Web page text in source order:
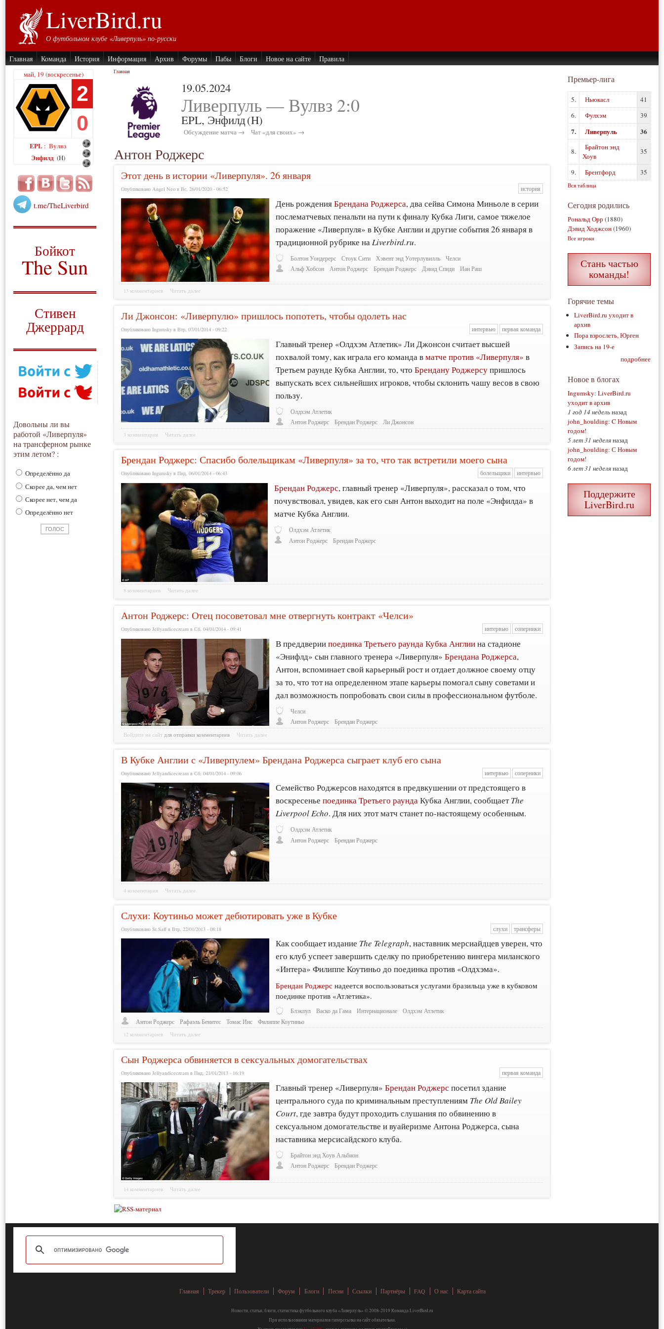
LiverBird.ru
О футбольном клубе «Ливерпуль» по-русски
Главная Команда История Информация Архив Форумы Пабы Блоги Новое на сайте Правила
май, 19 (воскресенье)
2
0
EPL : Вулвз
Энфилд (H)
t.me/TheLiverbird
Бойкот
The Sun
Стивен
Джеррард
Довольны ли вы
работой «Ливерпуля»
на трансферном рынке
этим летом? :
Определённо да
Скорее да, чем нет
Скорее нет, чем да
Определённо нет
Главная
19.05.2024
Ливерпуль — Вулвз 2:0
EPL, Энфилд(H)
Обсуждение матча → Чат «для своих» →
Антон Роджерс
Этот день в истории «Ливерпуля». 26 января
Опубликовано Angel Neo в Вс, 26/01/2020 - 06:52 история
День рожденияБрендана Роджерса, два сейва Симона Миньоле в серии
послематчевых пенальти на пути к финалу Кубка Лиги, самое тяжелое
поражение «Ливерпуля» в Кубке Англии и другие события 26 января в
традиционной рубрике на Liverbird.ru.
Болтон Уондерерс Стоук Сити Хэвент энд Уотерлувилль
Челси
Альф Хобсон
Антон Роджерс Брендан Роджерс Дэвид Спиди Иан Раш
13 комментариев Читать далее
Ли Джонсон: «Ливерпулю» пришлось попотеть, чтобы одолеть нас
Опубликовано Ingumsky в Втр, 07/01/2014 - 09:22 интервью первая команда
Главный тренер «Олдхэм Атлетик» Ли Джонсон считает высшей
похвалой тому, как играла его команда вматче против «Ливерпуля» в
Третьем раунде Кубка Англии, то, чтоБрендану Роджерсупришлось
выпускать всех сильнейших игроков, чтобы склонить чашу весов в свою
пользу.
Олдхэм Атлетик
Антон Роджерс
Брендан Роджерс Ли Джонсон
3 комментария Читать далее
Брендан Роджерс: Спасибо болельщикам «Ливерпуля» за то, что так встретили моего сына
Опубликовано Ingumsky в Пнд, 06/01/2014 - 06:43 болельщики интервью
Брендан Роджерс, главный тренер «Ливерпуля», рассказал о том, что
почувствовал, увидев, как его сын Антон выходит на поле «Энфилда» в
матче Кубка Англии.
Олдхэм Атлетик
Антон Роджерс
Брендан Роджерс
8 комментариев Читать далее
Антон Роджерс: Отец посоветовал мне отвергнуть контракт «Челси»
Опубликовано Jellyandicecream в Сб, 04/01/2014 - 09:41 интервью соперники
В преддвериипоединка Третьего раунда Кубка Англиина стадионе
«Энифлд» сын главного тренера «Ливерпуля»Брендана Роджерса,
Антон, вспоминает свой карьерный рост и отдает должное своему отцу
за то, что тот на определенном этапе карьеры помогал сыну советами и
дал возможность попробовать свои силы в профессиональном футболе.
Челси
Антон Роджерс
Брендан Роджерс
Войдите на сайт для отправки комментариев Читать далее
В Кубке Англии с «Ливерпулем» Брендана Роджерса сыграет клуб его сына
Опубликовано Jellyandicecream в Сб, 04/01/2014 - 09:06 интервью соперники
Семейство Роджерсов находятся в предвкушении от предстоящего в
воскресеньепоединка Третьего раундаКубка Англии, сообщаетThe
Liverpool Echo. Для них этот матч станет по-настоящему особенным.
Олдхэм Атлетик
Антон Роджерс
Брендан Роджерс
4 комментария Читать далее
Слухи: Коутиньо может дебютировать уже в Кубке
Опубликовано St.Saff в Втр, 22/01/2013 - 08:18 слухи трансферы
Как сообщает издание The Telegraph, наставник мерсиайдцев уверен, что
его клуб успеет завершить сделку по приобретению вингера миланского
«Интера» Филиппе Коутиньо до поединка против «Олдхэма».
Брендан Роджерснадеется воспользоваться услугами бразильца уже в кубковом
поединке против «Атлетика».
Блэкпул Васко да Гама Интернационале
Олдхэм Атлетик
Антон Роджерс
Рафаэль Бенитес Томас Инс Филиппе Коутиньо
12 комментариев Читать далее
Сын Роджерса обвиняется в сексуальных домогательствах
Опубликовано Jellyandicecream в Пнд, 21/01/2013 - 16:19 первая команда
Главный тренер «Ливерпуля»Брендан Роджерс посетил здание
центрального суда по криминальным преступлениям The Old Bailey
Court, где завтра будут проходить слушания по обвинению в
сексуальном домогательстве и вуайеризме Антона Роджерса, сына
наставника мерсисайдского клуба.
Брайтон энд Хоув Альбион
Антон Роджерс
Брендан Роджерс
14 комментариев Читать далее
Премьер-лига
5. Ньюкасл
41
6.
Фулхэм 39
7. Ливерпуль 36
8.
Брайтон энд
Хоув
35
9. Брентфорд 35
Вся таблица
Сегодня родились
Рональд Орр (1880)
Дэвид Ходжсон(1960)
Все игроки
Стань частью
команды!
Горячие темы
LiverBird.ru уходит в
архив
Пора взрослеть, Юрген
Запись на 19-е
подробнее
Новое в блогах
Ingumsky: LiverBird.ru
уходит в архив
1 год 14 недельназад
john_houlding: C Новым
годом!
5 лет 31 неделяназад
john_houlding: С Новым
годом!
6 лет 31 неделяназад
Поддержите
LiverBird.ru
Главная Трекер Пользователи Форум Блоги Песни Ссылки Партнёры FAQ О нас Карта сайта
Новости, статьи, блоги, статистика футбольного клуба «Ливерпуль» © 2008-2019 Команда LiverBird.ru
При использовании материалов гиперссылка на сайт обязательна.